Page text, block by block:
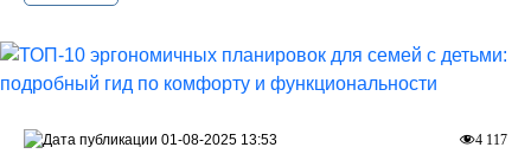
4 117
01-08-2025 13:53